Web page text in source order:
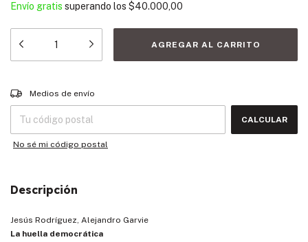
Envío gratis superando los $40.000,00
Entregas para el CP:
Medios de envío
CALCULAR
No sé mi código postal
Descripción
Jesús Rodríguez, Alejandro Garvie
La huella democrática